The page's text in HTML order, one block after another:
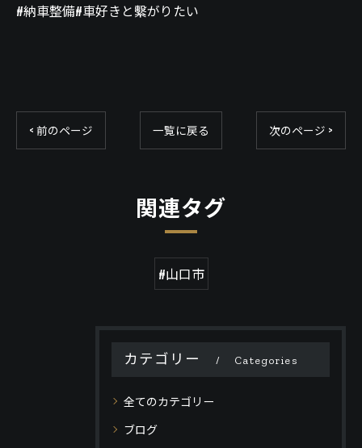
#納車整備#車好きと繫がりたい
< 前のページ 一覧に戻る 次のページ >
関連タグ
#山口市
カテゴリー Categories
全てのカテゴリー
ブログ